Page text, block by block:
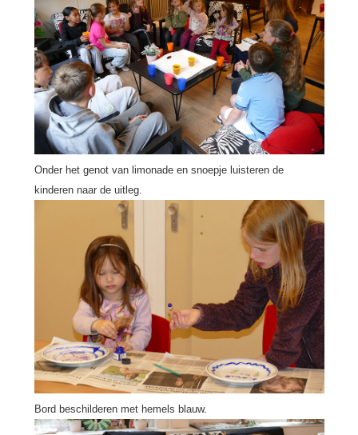
Onder het genot van limonade en snoepje luisteren de
kinderen naar de uitleg.
Bord beschilderen met hemels blauw.